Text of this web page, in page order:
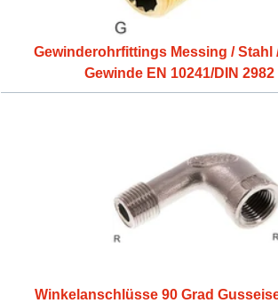
Gewinderohrfittings Messing / Stahl
Gewinde EN 10241/DIN 2982
Winkelanschlüsse 90 Grad